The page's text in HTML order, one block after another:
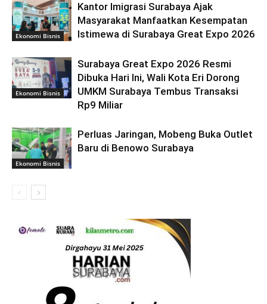
Ekonomi Bisnis
Kantor Imigrasi Surabaya Ajak
Masyarakat Manfaatkan Kesempatan
Istimewa di Surabaya Great Expo 2026
Ekonomi Bisnis
Surabaya Great Expo 2026 Resmi
Dibuka Hari Ini, Wali Kota Eri Dorong
UMKM Surabaya Tembus Transaksi
Rp9 Miliar
Ekonomi Bisnis
Perluas Jaringan, Mobeng Buka Outlet
Baru di Benowo Surabaya